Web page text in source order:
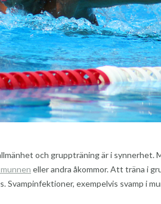
och gruppträning är i synnerhet.
eller andra åkommor. Att träna i
Svampinfektioner, exempelvis svamp i